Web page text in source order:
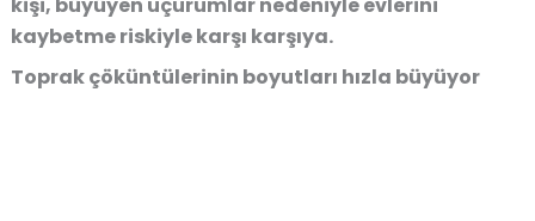
kişi, büyüyen uçurumlar nedeniyle evlerini
kaybetme riskiyle karşı karşıya.
Toprak çöküntülerinin boyutları hızla büyüyor